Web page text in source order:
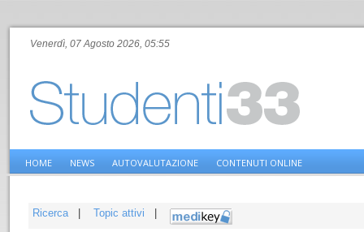
Venerdì, 07 Agosto 2026, 05:55
HOME NEWS AUTOVALUTAZIONE CONTENUTI ONLINE
Ricerca| Topic attivi